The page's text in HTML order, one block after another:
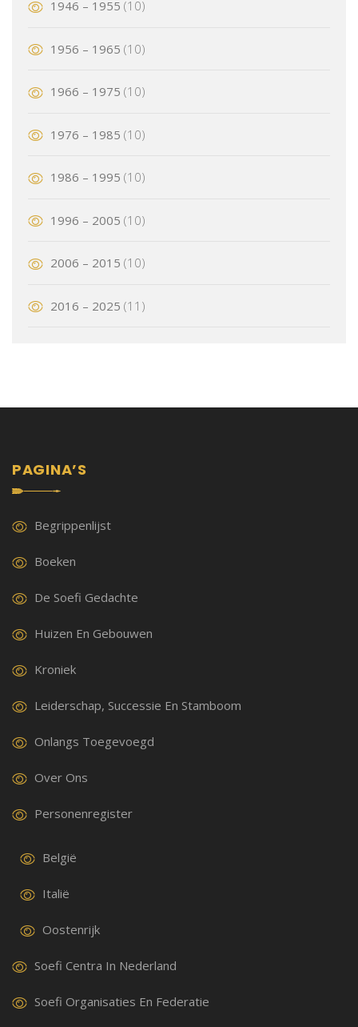
1946 – 1955 (10)
1956 – 1965 (10)
1966 – 1975 (10)
1976 – 1985 (10)
1986 – 1995 (10)
1996 – 2005 (10)
2006 – 2015 (10)
2016 – 2025 (11)
PAGINA’S
Begrippenlijst
Boeken
De Soefi Gedachte
Huizen En Gebouwen
Kroniek
Leiderschap, Successie En Stamboom
Onlangs Toegevoegd
Over Ons
Personenregister
België
Italië
Oostenrijk
Soefi Centra In Nederland
Soefi Organisaties En Federatie